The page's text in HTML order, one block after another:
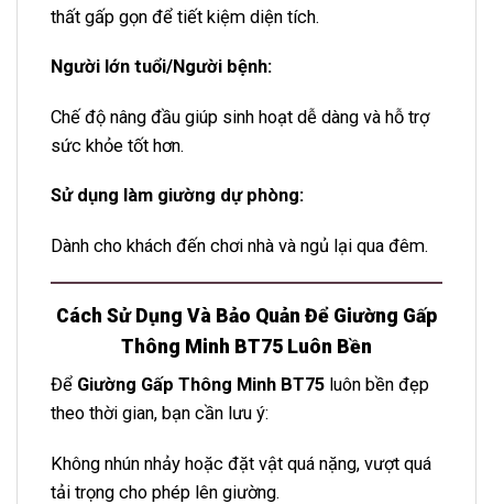
thất gấp gọn để tiết kiệm diện tích.
Người lớn tuổi/Người bệnh:
Chế độ nâng đầu giúp sinh hoạt dễ dàng và hỗ trợ
sức khỏe tốt hơn.
Sử dụng làm giường dự phòng:
Dành cho khách đến chơi nhà và ngủ lại qua đêm.
Cách Sử Dụng Và Bảo Quản Để Giường Gấp
Thông Minh BT75 Luôn Bền
Để Giường Gấp Thông Minh BT75 luôn bền đẹp
theo thời gian, bạn cần lưu ý:
Không nhún nhảy hoặc đặt vật quá nặng, vượt quá
tải trọng cho phép lên giường.